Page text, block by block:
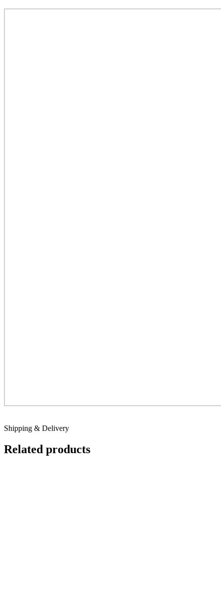
Shipping & Delivery
Related products